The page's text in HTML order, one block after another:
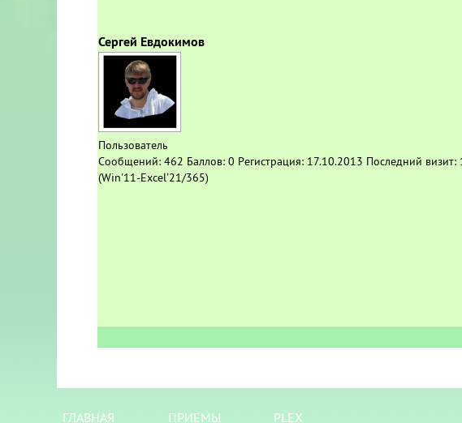
Сергей Евдокимов
Пользователь
Сообщений: 462 Баллов: 0 Регистрация: 17.10.2013 Последний визит:
(Win'11-Excel'21/365)
ГЛАВНАЯ ПРИЕМЫ PLEX